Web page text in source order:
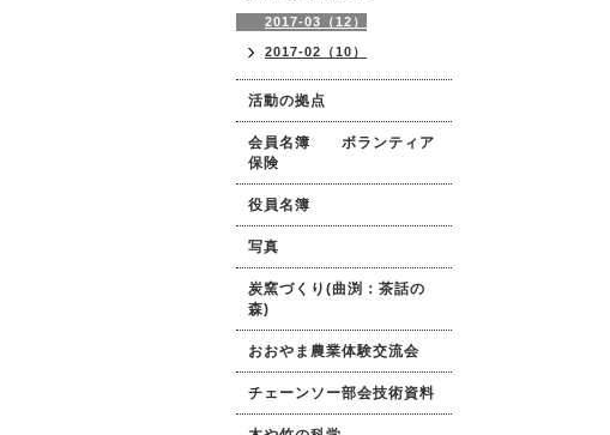
2017-03（12）
2017-02（10）
活動の拠点
会員名簿 ボランティア
保険
役員名簿
写真
炭窯づくり(曲渕：茶話の
森)
おおやま農業体験交流会
チェーンソー部会技術資料